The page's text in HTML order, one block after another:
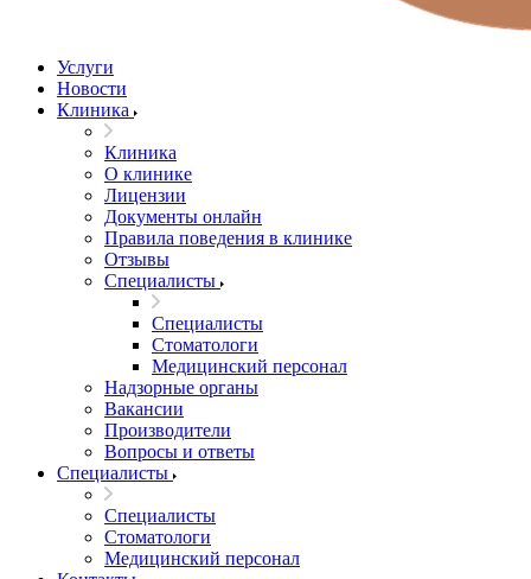
Услуги
Новости
Клиника
Клиника
О клинике
Лицензии
Документы онлайн
Правила поведения в клинике
Отзывы
Специалисты
Специалисты
Стоматологи
Медицинский персонал
Надзорные органы
Вакансии
Производители
Вопросы и ответы
Специалисты
Специалисты
Стоматологи
Медицинский персонал